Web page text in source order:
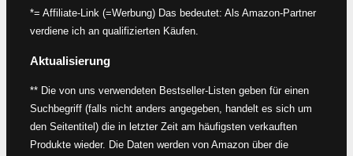
*= Affiliate-Link (=Werbung) Das bedeutet: Als Amazon-Partner
verdiene ich an qualifizierten Käufen.
Aktualisierung
** Die von uns verwendeten Bestseller-Listen geben für einen
Suchbegriff (falls nicht anders angegeben, handelt es sich um
den Seitentitel) die in letzter Zeit am häufigsten verkauften
Produkte wieder. Die Daten werden von Amazon über die